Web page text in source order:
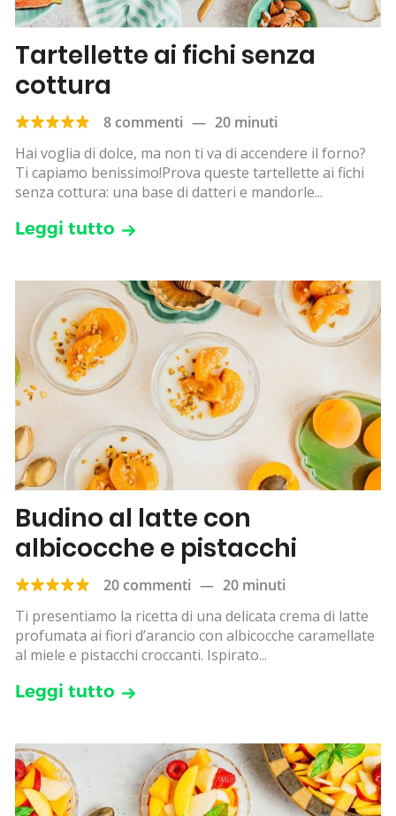
Tartellette ai fichi senza
cottura
8 commenti — 20 minuti
Hai voglia di dolce, ma non ti va di accendere il forno?
Ti capiamo benissimo!Prova queste tartellette ai fichi
senza cottura: una base di datteri e mandorle...
Leggi tutto
Budino al latte con
albicocche e pistacchi
20 commenti — 20 minuti
Ti presentiamo la ricetta di una delicata crema di latte
profumata ai fiori d’arancio con albicocche caramellate
al miele e pistacchi croccanti. Ispirato...
Leggi tutto